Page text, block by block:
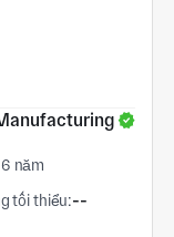
năm
tối thiểu:--